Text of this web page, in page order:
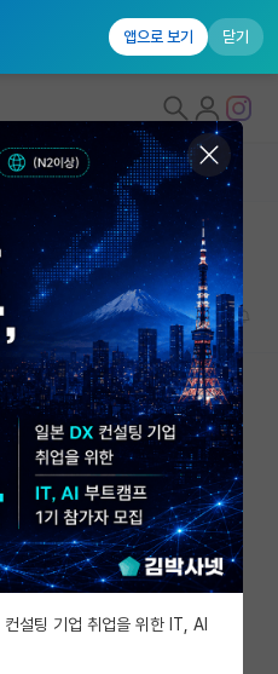
앱으로 보기 닫기
)
설팅 기업 취업을 위한 IT, AI